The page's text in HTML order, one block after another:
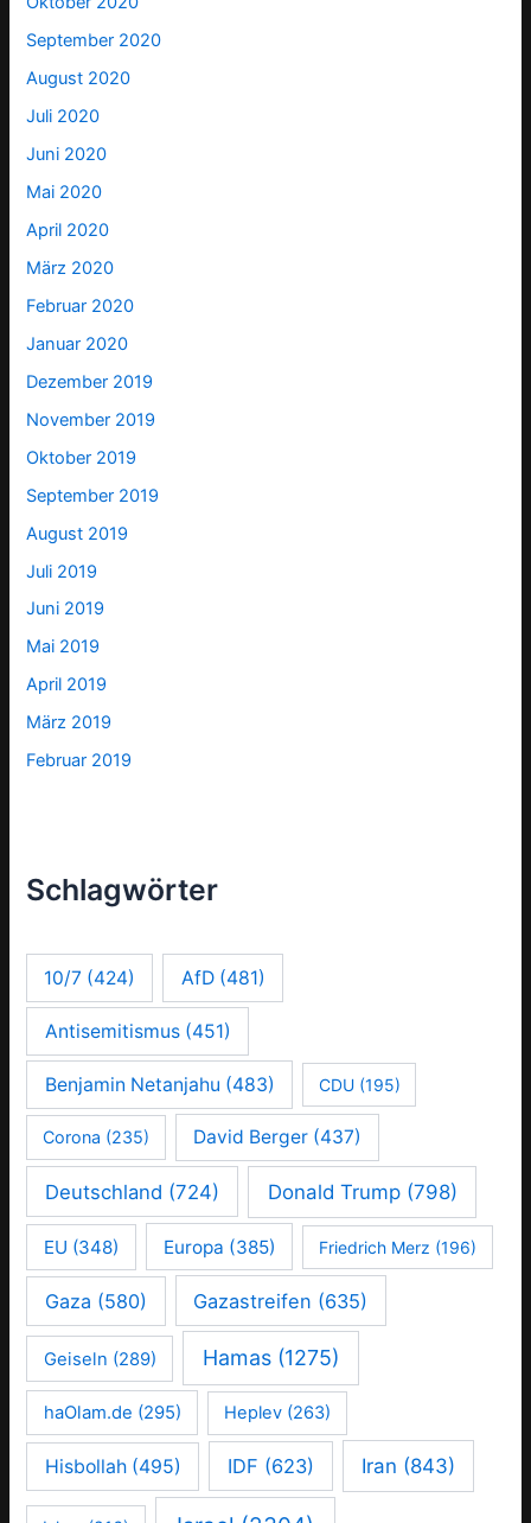
September 2020
August 2020
Juli 2020
Juni 2020
Mai 2020
April 2020
März 2020
Februar 2020
Januar 2020
Dezember 2019
November 2019
Oktober 2019
September 2019
August 2019
Juli 2019
Juni 2019
Mai 2019
April 2019
März 2019
Februar 2019
Schlagwörter
10/7 (424) AfD(481)
Antisemitismus(451)
Benjamin Netanjahu (483) CDU(195)
Corona (235) David Berger (437)
Deutschland (724) Donald Trump(798)
EU (348) Europa (385) Friedrich Merz (196)
Gaza (580) Gazastreifen (635)
Geiseln (289) Hamas (1275)
haOlam.de (295) Heplev (263)
Hisbollah(495) IDF (623) Iran (843)